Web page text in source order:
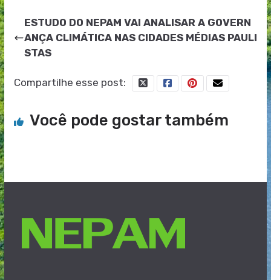
ESTUDO DO NEPAM VAI ANALISAR A GOVERN
ANÇA CLIMÁTICA NAS CIDADES MÉDIAS PAULI
STAS
Compartilhe esse post:
Você pode gostar também